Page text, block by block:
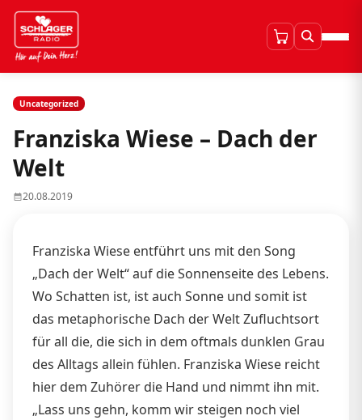
Uncategorized
Franziska Wiese – Dach der
Welt
20.08.2019
Franziska Wiese entführt uns mit den Song
„Dach der Welt“ auf die Sonnenseite des Lebens.
Wo Schatten ist, ist auch Sonne und somit ist
das metaphorische Dach der Welt Zufluchtsort
für all die, die sich in dem oftmals dunklen Grau
des Alltags allein fühlen. Franziska Wiese reicht
hier dem Zuhörer die Hand und nimmt ihn mit.
„Lass uns gehn, komm wir steigen noch viel